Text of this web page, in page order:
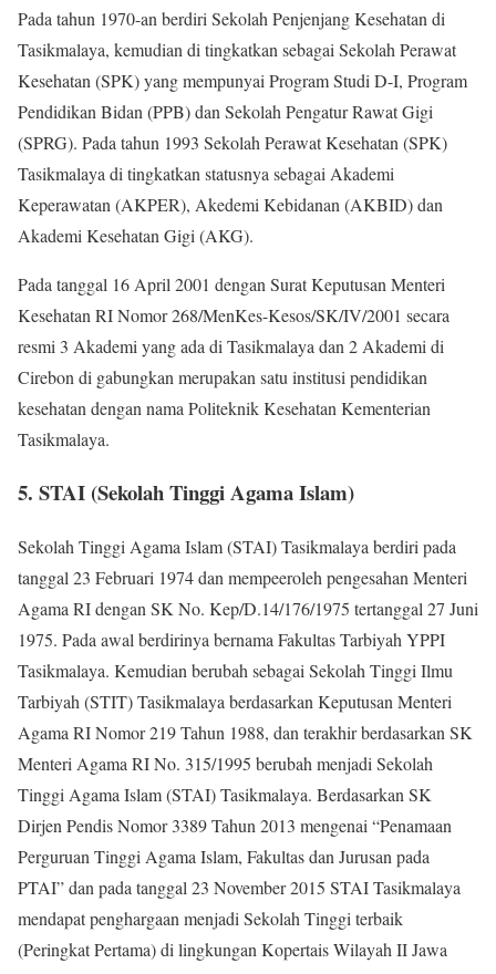
Pada tahun 1970-an berdiri Sekolah Penjenjang Kesehatan di
Tasikmalaya, kemudian di tingkatkan sebagai Sekolah Perawat
Kesehatan (SPK) yang mempunyai Program Studi D-I, Program
Pendidikan Bidan (PPB) dan Sekolah Pengatur Rawat Gigi
(SPRG). Pada tahun 1993 Sekolah Perawat Kesehatan (SPK)
Tasikmalaya di tingkatkan statusnya sebagai Akademi
Keperawatan (AKPER), Akedemi Kebidanan (AKBID) dan
Akademi Kesehatan Gigi (AKG).
Pada tanggal 16 April 2001 dengan Surat Keputusan Menteri
Kesehatan RI Nomor 268/MenKes-Kesos/SK/IV/2001 secara
resmi 3 Akademi yang ada di Tasikmalaya dan 2 Akademi di
Cirebon di gabungkan merupakan satu institusi pendidikan
kesehatan dengan nama Politeknik Kesehatan Kementerian
Tasikmalaya.
5. STAI (Sekolah Tinggi Agama Islam)
Sekolah Tinggi Agama Islam (STAI) Tasikmalaya berdiri pada
tanggal 23 Februari 1974 dan mempeeroleh pengesahan Menteri
Agama RI dengan SK No. Kep/D.14/176/1975 tertanggal 27 Juni
1975. Pada awal berdirinya bernama Fakultas Tarbiyah YPPI
Tasikmalaya. Kemudian berubah sebagai Sekolah Tinggi Ilmu
Tarbiyah (STIT) Tasikmalaya berdasarkan Keputusan Menteri
Agama RI Nomor 219 Tahun 1988, dan terakhir berdasarkan SK
Menteri Agama RI No. 315/1995 berubah menjadi Sekolah
Tinggi Agama Islam (STAI) Tasikmalaya. Berdasarkan SK
Dirjen Pendis Nomor 3389 Tahun 2013 mengenai “Penamaan
Perguruan Tinggi Agama Islam, Fakultas dan Jurusan pada
PTAI” dan pada tanggal 23 November 2015 STAI Tasikmalaya
mendapat penghargaan menjadi Sekolah Tinggi terbaik
(Peringkat Pertama) di lingkungan Kopertais Wilayah II Jawa